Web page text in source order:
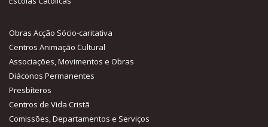
Obras Acção Sócio-caritativa
Centros Animação Cultural
Associações, Movimentos e Obras
Diáconos Permanentes
Presbíteros
Centros de Vida Cristã
Comissões, Departamentos e Serviços